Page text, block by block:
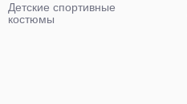
Детские спортивные
костюмы